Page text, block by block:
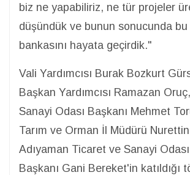
biz ne yapabiliriz, ne tür projeler
düşündük ve bunun sonucunda bu
bankasını hayata geçirdik."
Vali Yardımcısı Burak Bozkurt
Başkan Yardımcısı Ramazan
Sanayi Odası Başkanı Mehmet
Tarım ve Orman İl Müdürü Nurettin
Adıyaman Ticaret ve Sanayi
Başkanı Gani Bereket'in katıldığı